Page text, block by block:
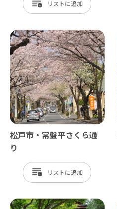
リスト
松戸市・常盤平さくら通
り
リスト